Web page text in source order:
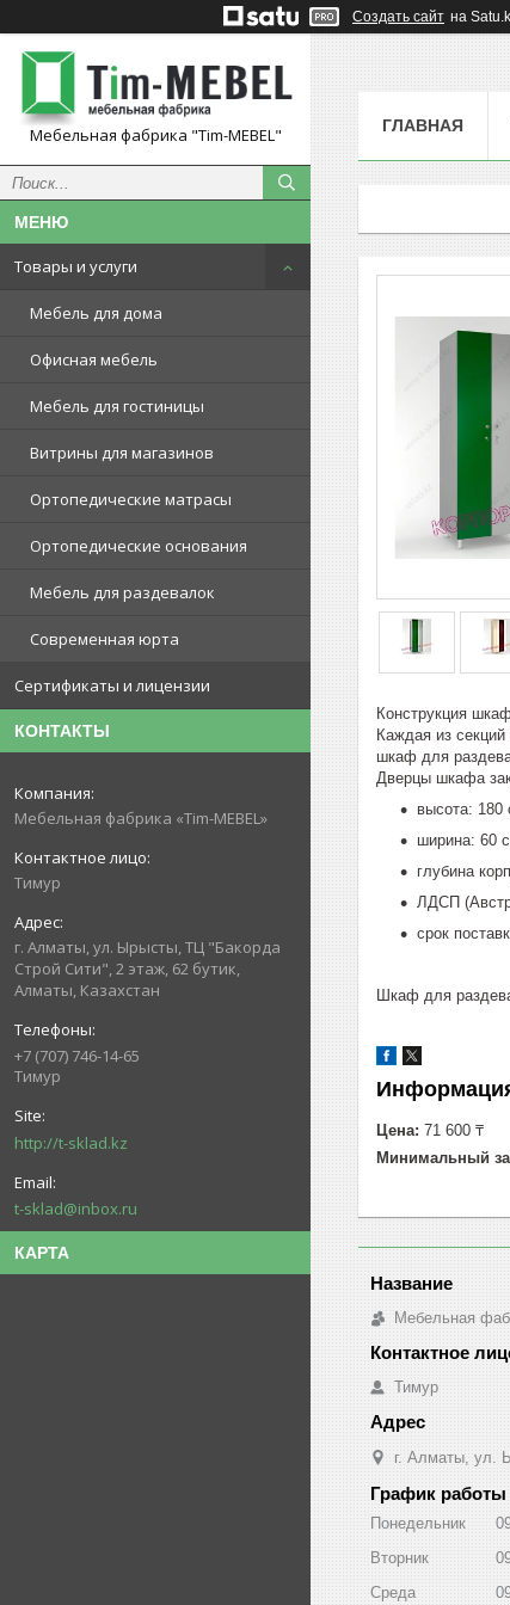
Создать сайт на
Мебельная фабрика "Tim-MEBEL"
Товары и услуги
Мебель для дома
Офисная мебель
Мебель для гостиницы
Витрины для магазинов
Ортопедические матрасы
Ортопедические основания
Мебель для раздевалок
Современная юрта
Сертификаты и лицензии
КОНТАКТЫ
Мебельная фабрика «Tim-MEBEL»
Тимур
г. Алматы, ул. Ырысты, ТЦ "Бакорда
Строй Сити", 2 этаж, 62 бутик,
Алматы, Казахстан
+7 (707) 746-14-65
Тимур
http://t-sklad.kz
t-sklad@inbox.ru
КАРТА
ГЛАВНАЯ
Конструкция
Каждая из
шкаф для
Дверцы шкафа
высота:
ширина: 60
глубина
ЛДСП
срок
Шкаф для
Цена: 71 600 ₸
Минимальный
Мебельная
Тимур
г. Алматы, ул.
График работы
Понедельник
Вторник
Среда